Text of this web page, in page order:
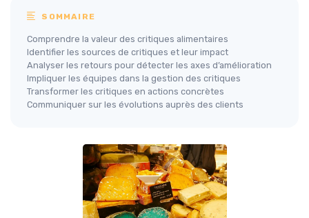
SOMMAIRE
Comprendre la valeur des critiques alimentaires
Identifier les sources de critiques et leur impact
Analyser les retours pour détecter les axes d’amélioration
Impliquer les équipes dans la gestion des critiques
Transformer les critiques en actions concrètes
Communiquer sur les évolutions auprès des clients